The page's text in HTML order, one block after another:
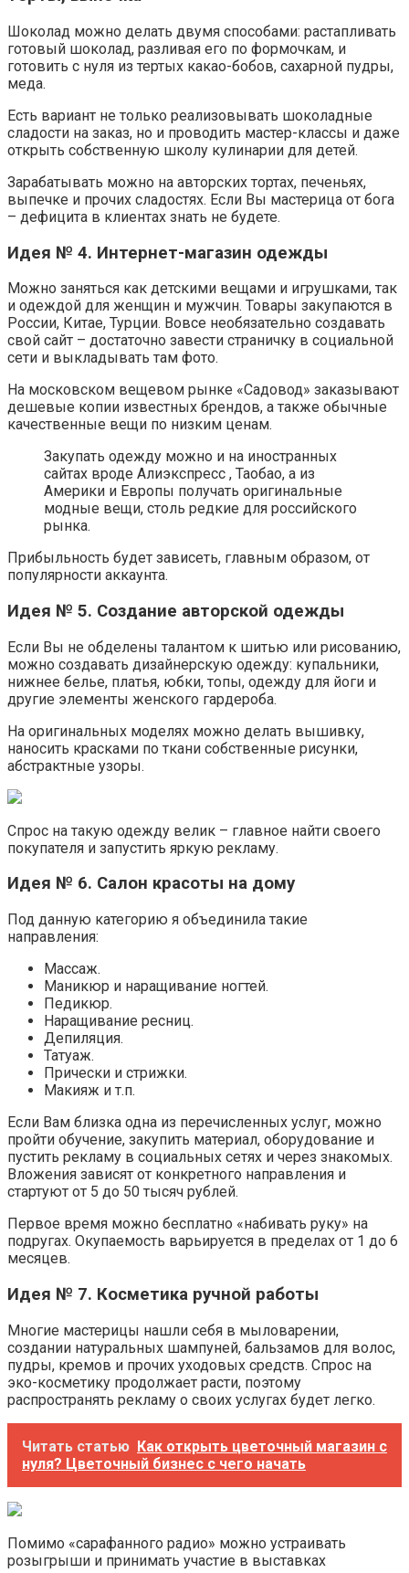
Шоколад можно делать двумя способами: растапливать
готовый шоколад, разливая его по формочкам, и
готовить с нуля из тертых какао-бобов, сахарной пудры,
меда.
Есть вариант не только реализовывать шоколадные
сладости на заказ, но и проводить мастер-классы и даже
открыть собственную школу кулинарии для детей.
Зарабатывать можно на авторских тортах, печеньях,
выпечке и прочих сладостях. Если Вы мастерица от бога
– дефицита в клиентах знать не будете.
Идея № 4. Интернет-магазин одежды
Можно заняться как детскими вещами и игрушками, так
и одеждой для женщин и мужчин. Товары закупаются в
России, Китае, Турции. Вовсе необязательно создавать
свой сайт – достаточно завести страничку в социальной
сети и выкладывать там фото.
На московском вещевом рынке «Садовод» заказывают
дешевые копии известных брендов, а также обычные
качественные вещи по низким ценам.
Закупать одежду можно и на иностранных
сайтах вроде Алиэкспресс , Таобао, а из
Америки и Европы получать оригинальные
модные вещи, столь редкие для российского
рынка.
Прибыльность будет зависеть, главным образом, от
популярности аккаунта.
Идея № 5. Создание авторской одежды
Если Вы не обделены талантом к шитью или рисованию,
можно создавать дизайнерскую одежду: купальники,
нижнее белье, платья, юбки, топы, одежду для йоги и
другие элементы женского гардероба.
На оригинальных моделях можно делать вышивку,
наносить красками по ткани собственные рисунки,
абстрактные узоры.
Спрос на такую одежду велик – главное найти своего
покупателя и запустить яркую рекламу.
Идея № 6. Салон красоты на дому
Под данную категорию я объединила такие
направления:
Массаж.
Маникюр и наращивание ногтей.
Педикюр.
Наращивание ресниц.
Депиляция.
Татуаж.
Прически и стрижки.
Макияж и т.п.
Если Вам близка одна из перечисленных услуг, можно
пройти обучение, закупить материал, оборудование и
пустить рекламу в социальных сетях и через знакомых.
Вложения зависят от конкретного направления и
стартуют от 5 до 50 тысяч рублей.
Первое время можно бесплатно «набивать руку» на
подругах. Окупаемость варьируется в пределах от 1 до 6
месяцев.
Идея № 7. Косметика ручной работы
Многие мастерицы нашли себя в мыловарении,
создании натуральных шампуней, бальзамов для волос,
пудры, кремов и прочих уходовых средств. Спрос на
эко-косметику продолжает расти, поэтому
распространять рекламу о своих услугах будет легко.
Читать статью Как открыть цветочный магазин с
нуля? Цветочный бизнес с чего начать
Помимо «сарафанного радио» можно устраивать
розыгрыши и принимать участие в выставках